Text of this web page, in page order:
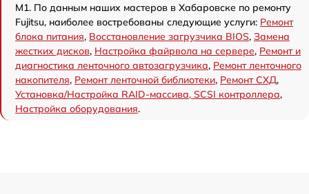
M1. По данным наших мастеров в Хабаровске по ремонту
Fujitsu, наиболее востребованы следующие услуги: Ремонт
блока питания, Восстановление загрузчика BIOS, Замена
жестких дисков, Настройка файрвола на сервере, Ремонт и
диагностика ленточного автозагрузчика, Ремонт ленточного
накопителя, Ремонт ленточной библиотеки, Ремонт СХД,
Установка/Настройка RAID-массива, SCSI контроллера,
Настройка оборудования.